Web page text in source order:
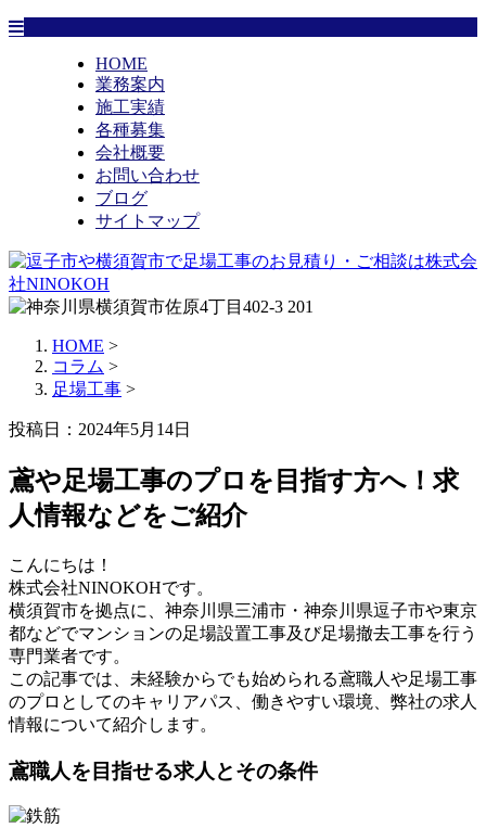
HOME
業務案内
施工実績
各種募集
会社概要
お問い合わせ
ブログ
サイトマップ
HOME >
コラム >
足場工事 >
投稿日：2024年5月14日
鳶や足場工事のプロを目指す方へ！求
人情報などをご紹介
こんにちは！
株式会社NINOKOHです。
横須賀市を拠点に、神奈川県三浦市・神奈川県逗子市や東京
都などでマンションの足場設置工事及び足場撤去工事を行う
専門業者です。
この記事では、未経験からでも始められる鳶職人や足場工事
のプロとしてのキャリアパス、働きやすい環境、弊社の求人
情報について紹介します。
鳶職人を目指せる求人とその条件